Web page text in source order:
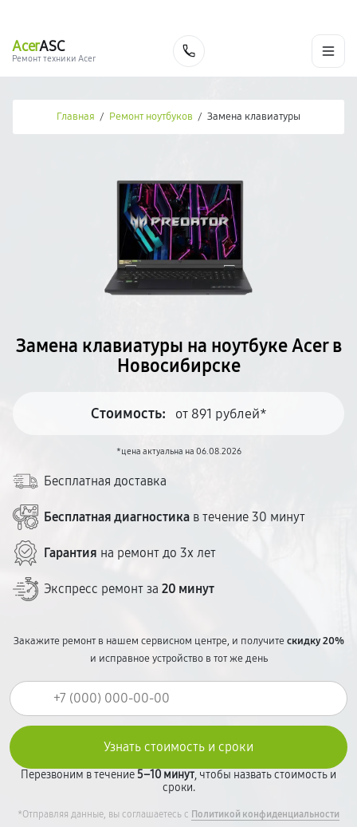
AcerASC
Ремонт техники Acer
Главная / Ремонт ноутбуков / Замена клавиатуры
Замена клавиатуры на ноутбуке Acer в
Новосибирске
Стоимость: от 891 рублей*
*цена актуальна на 06.08.2026
Бесплатная доставка
Бесплатная диагностика в течение 30 минут
Гарантия на ремонт до 3х лет
Экспресс ремонт за 20 минут
Закажите ремонт в нашем сервисном центре, и получитескидку 20%
и исправное устройство в тот же день
Перезвоним в течение 5–10 минут, чтобы назвать стоимость и
сроки.
*Отправляя данные, вы соглашаетесь с Политикой конфиденциальности